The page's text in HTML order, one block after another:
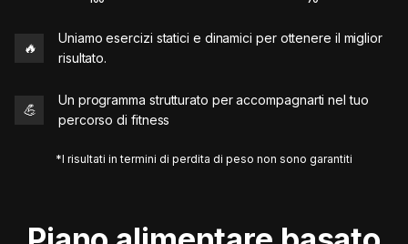
🔥
Uniamo esercizi statici e dinamici per ottenere il miglior
risultato.
💪
Un programma strutturato per accompagnarti nel tuo
percorso di fitness
*I risultati in termini di perdita di peso non sono garantiti